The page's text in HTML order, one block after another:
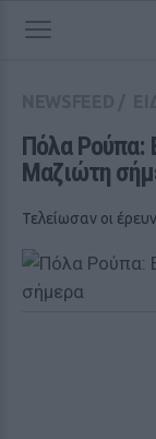
Πόλα Ρούπα:
Μαζιώτη
Τελείωσαν οι